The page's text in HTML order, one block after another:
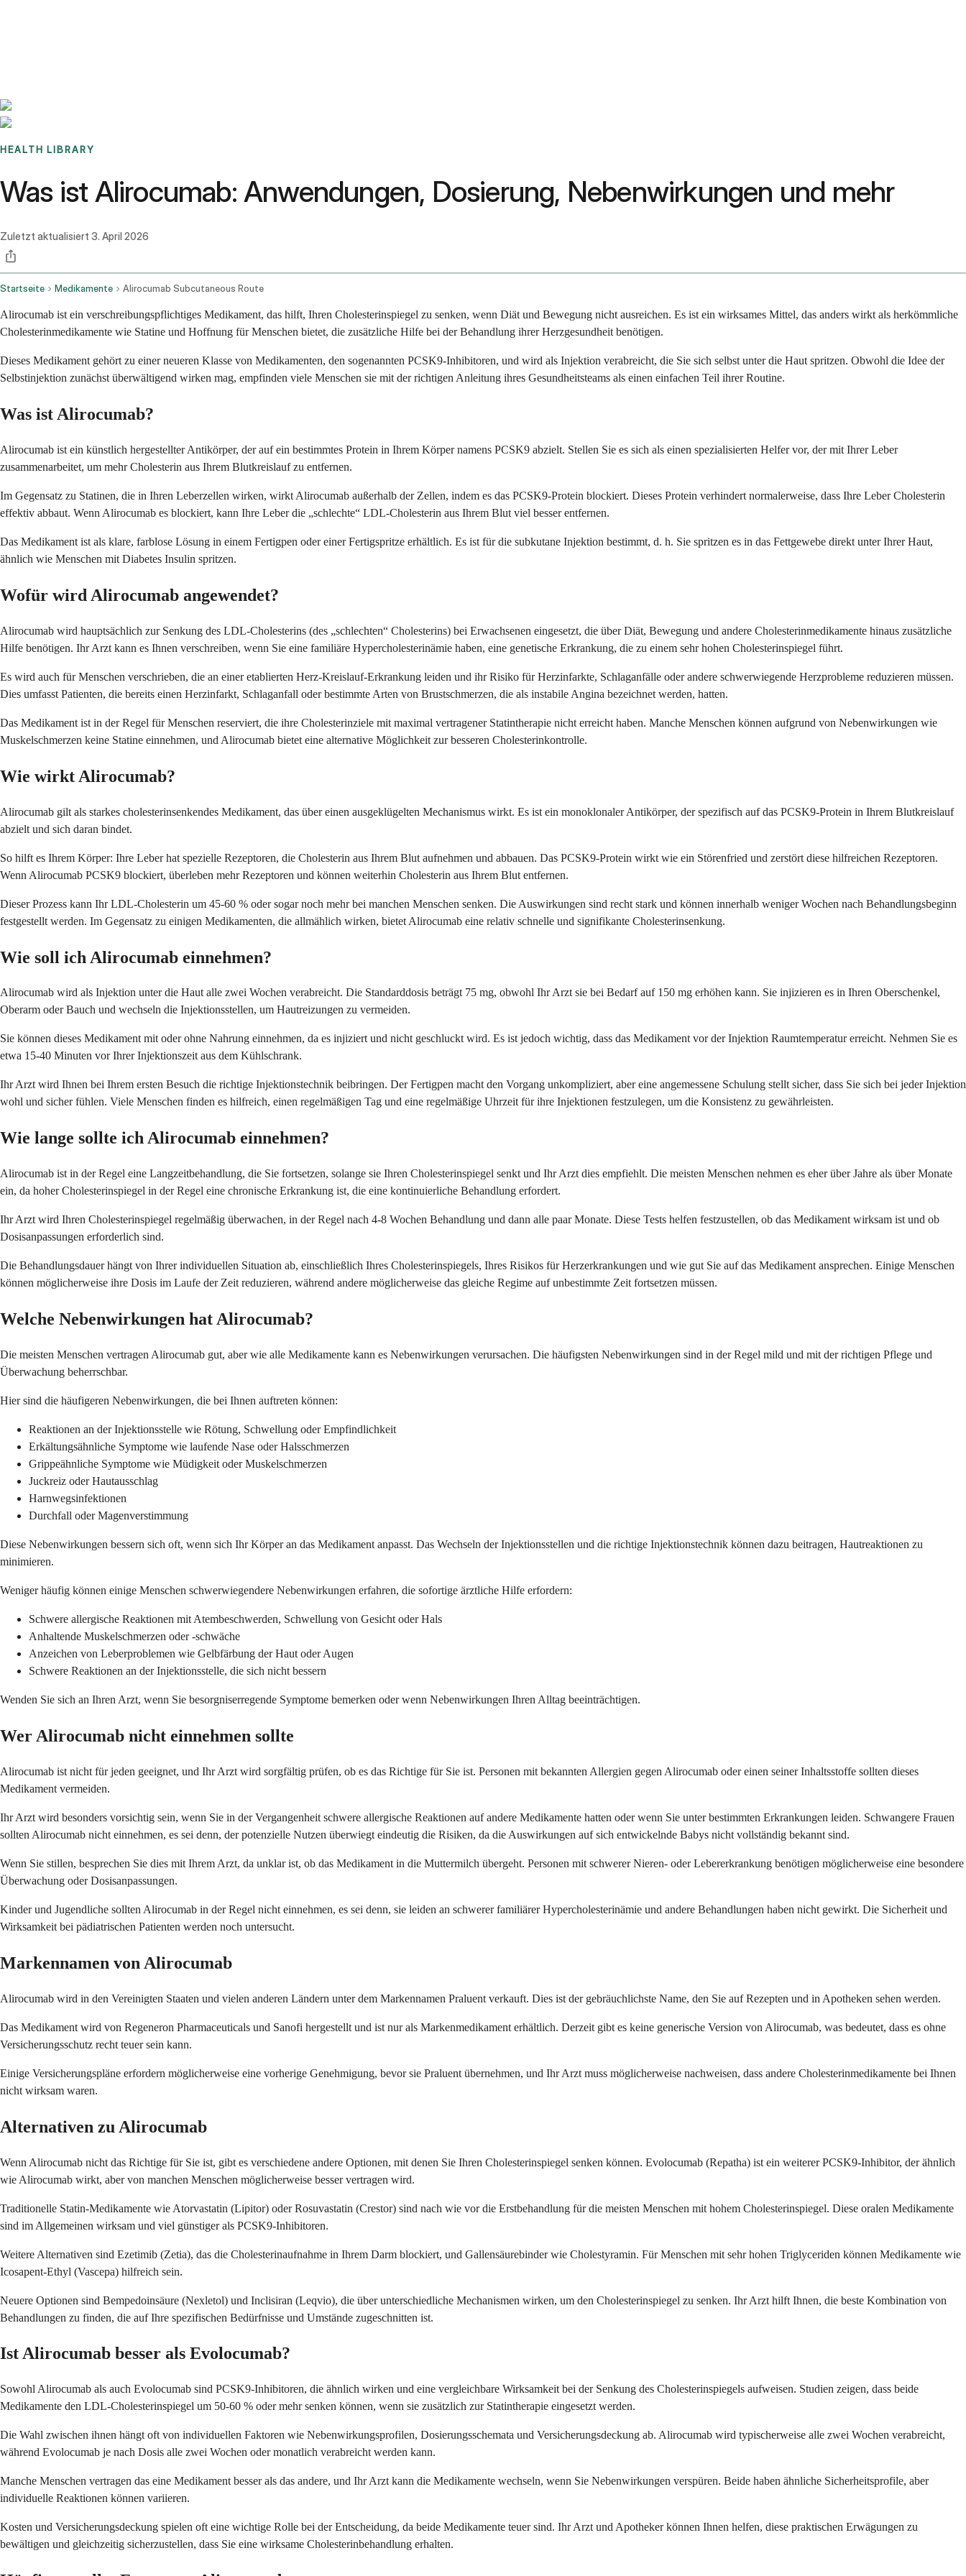
HEALTH LIBRARY
Was ist Alirocumab: Anwendungen, Dosierung, Nebenwirkungen und mehr
Zuletzt aktualisiert 3. April 2026
Startseite Medikamente Alirocumab Subcutaneous Route
Alirocumab ist ein verschreibungspflichtiges Medikament, das hilft, Ihren Cholesterinspiegel zu senken, wenn Diät und Bewegung nicht ausreichen. Es ist ein wirksames Mittel, das anders wirkt als herkömmliche
Cholesterinmedikamente wie Statine und Hoffnung für Menschen bietet, die zusätzliche Hilfe bei der Behandlung ihrer Herzgesundheit benötigen.
Dieses Medikament gehört zu einer neueren Klasse von Medikamenten, den sogenannten PCSK9-Inhibitoren, und wird als Injektion verabreicht, die Sie sich selbst unter die Haut spritzen. Obwohl die Idee der
Selbstinjektion zunächst überwältigend wirken mag, empfinden viele Menschen sie mit der richtigen Anleitung ihres Gesundheitsteams als einen einfachen Teil ihrer Routine.
Was ist Alirocumab?
Alirocumab ist ein künstlich hergestellter Antikörper, der auf ein bestimmtes Protein in Ihrem Körper namens PCSK9 abzielt. Stellen Sie es sich als einen spezialisierten Helfer vor, der mit Ihrer Leber
zusammenarbeitet, um mehr Cholesterin aus Ihrem Blutkreislauf zu entfernen.
Im Gegensatz zu Statinen, die in Ihren Leberzellen wirken, wirkt Alirocumab außerhalb der Zellen, indem es das PCSK9-Protein blockiert. Dieses Protein verhindert normalerweise, dass Ihre Leber Cholesterin
effektiv abbaut. Wenn Alirocumab es blockiert, kann Ihre Leber die „schlechte“ LDL-Cholesterin aus Ihrem Blut viel besser entfernen.
Das Medikament ist als klare, farblose Lösung in einem Fertigpen oder einer Fertigspritze erhältlich. Es ist für die subkutane Injektion bestimmt, d. h. Sie spritzen es in das Fettgewebe direkt unter Ihrer Haut,
ähnlich wie Menschen mit Diabetes Insulin spritzen.
Wofür wird Alirocumab angewendet?
Alirocumab wird hauptsächlich zur Senkung des LDL-Cholesterins (des „schlechten“ Cholesterins) bei Erwachsenen eingesetzt, die über Diät, Bewegung und andere Cholesterinmedikamente hinaus zusätzliche
Hilfe benötigen. Ihr Arzt kann es Ihnen verschreiben, wenn Sie eine familiäre Hypercholesterinämie haben, eine genetische Erkrankung, die zu einem sehr hohen Cholesterinspiegel führt.
Es wird auch für Menschen verschrieben, die an einer etablierten Herz-Kreislauf-Erkrankung leiden und ihr Risiko für Herzinfarkte, Schlaganfälle oder andere schwerwiegende Herzprobleme reduzieren müssen.
Dies umfasst Patienten, die bereits einen Herzinfarkt, Schlaganfall oder bestimmte Arten von Brustschmerzen, die als instabile Angina bezeichnet werden, hatten.
Das Medikament ist in der Regel für Menschen reserviert, die ihre Cholesterinziele mit maximal vertragener Statintherapie nicht erreicht haben. Manche Menschen können aufgrund von Nebenwirkungen wie
Muskelschmerzen keine Statine einnehmen, und Alirocumab bietet eine alternative Möglichkeit zur besseren Cholesterinkontrolle.
Wie wirkt Alirocumab?
Alirocumab gilt als starkes cholesterinsenkendes Medikament, das über einen ausgeklügelten Mechanismus wirkt. Es ist ein monoklonaler Antikörper, der spezifisch auf das PCSK9-Protein in Ihrem Blutkreislauf
abzielt und sich daran bindet.
So hilft es Ihrem Körper: Ihre Leber hat spezielle Rezeptoren, die Cholesterin aus Ihrem Blut aufnehmen und abbauen. Das PCSK9-Protein wirkt wie ein Störenfried und zerstört diese hilfreichen Rezeptoren.
Wenn Alirocumab PCSK9 blockiert, überleben mehr Rezeptoren und können weiterhin Cholesterin aus Ihrem Blut entfernen.
Dieser Prozess kann Ihr LDL-Cholesterin um 45-60 % oder sogar noch mehr bei manchen Menschen senken. Die Auswirkungen sind recht stark und können innerhalb weniger Wochen nach Behandlungsbeginn
festgestellt werden. Im Gegensatz zu einigen Medikamenten, die allmählich wirken, bietet Alirocumab eine relativ schnelle und signifikante Cholesterinsenkung.
Wie soll ich Alirocumab einnehmen?
Alirocumab wird als Injektion unter die Haut alle zwei Wochen verabreicht. Die Standarddosis beträgt 75 mg, obwohl Ihr Arzt sie bei Bedarf auf 150 mg erhöhen kann. Sie injizieren es in Ihren Oberschenkel,
Oberarm oder Bauch und wechseln die Injektionsstellen, um Hautreizungen zu vermeiden.
Sie können dieses Medikament mit oder ohne Nahrung einnehmen, da es injiziert und nicht geschluckt wird. Es ist jedoch wichtig, dass das Medikament vor der Injektion Raumtemperatur erreicht. Nehmen Sie es
etwa 15-40 Minuten vor Ihrer Injektionszeit aus dem Kühlschrank.
Ihr Arzt wird Ihnen bei Ihrem ersten Besuch die richtige Injektionstechnik beibringen. Der Fertigpen macht den Vorgang unkompliziert, aber eine angemessene Schulung stellt sicher, dass Sie sich bei jeder Injektion
wohl und sicher fühlen. Viele Menschen finden es hilfreich, einen regelmäßigen Tag und eine regelmäßige Uhrzeit für ihre Injektionen festzulegen, um die Konsistenz zu gewährleisten.
Wie lange sollte ich Alirocumab einnehmen?
Alirocumab ist in der Regel eine Langzeitbehandlung, die Sie fortsetzen, solange sie Ihren Cholesterinspiegel senkt und Ihr Arzt dies empfiehlt. Die meisten Menschen nehmen es eher über Jahre als über Monate
ein, da hoher Cholesterinspiegel in der Regel eine chronische Erkrankung ist, die eine kontinuierliche Behandlung erfordert.
Ihr Arzt wird Ihren Cholesterinspiegel regelmäßig überwachen, in der Regel nach 4-8 Wochen Behandlung und dann alle paar Monate. Diese Tests helfen festzustellen, ob das Medikament wirksam ist und ob
Dosisanpassungen erforderlich sind.
Die Behandlungsdauer hängt von Ihrer individuellen Situation ab, einschließlich Ihres Cholesterinspiegels, Ihres Risikos für Herzerkrankungen und wie gut Sie auf das Medikament ansprechen. Einige Menschen
können möglicherweise ihre Dosis im Laufe der Zeit reduzieren, während andere möglicherweise das gleiche Regime auf unbestimmte Zeit fortsetzen müssen.
Welche Nebenwirkungen hat Alirocumab?
Die meisten Menschen vertragen Alirocumab gut, aber wie alle Medikamente kann es Nebenwirkungen verursachen. Die häufigsten Nebenwirkungen sind in der Regel mild und mit der richtigen Pflege und
Überwachung beherrschbar.
Hier sind die häufigeren Nebenwirkungen, die bei Ihnen auftreten können:
Reaktionen an der Injektionsstelle wie Rötung, Schwellung oder Empfindlichkeit
Erkältungsähnliche Symptome wie laufende Nase oder Halsschmerzen
Grippeähnliche Symptome wie Müdigkeit oder Muskelschmerzen
Juckreiz oder Hautausschlag
Harnwegsinfektionen
Durchfall oder Magenverstimmung
Diese Nebenwirkungen bessern sich oft, wenn sich Ihr Körper an das Medikament anpasst. Das Wechseln der Injektionsstellen und die richtige Injektionstechnik können dazu beitragen, Hautreaktionen zu
minimieren.
Weniger häufig können einige Menschen schwerwiegendere Nebenwirkungen erfahren, die sofortige ärztliche Hilfe erfordern:
Schwere allergische Reaktionen mit Atembeschwerden, Schwellung von Gesicht oder Hals
Anhaltende Muskelschmerzen oder -schwäche
Anzeichen von Leberproblemen wie Gelbfärbung der Haut oder Augen
Schwere Reaktionen an der Injektionsstelle, die sich nicht bessern
Wenden Sie sich an Ihren Arzt, wenn Sie besorgniserregende Symptome bemerken oder wenn Nebenwirkungen Ihren Alltag beeinträchtigen.
Wer Alirocumab nicht einnehmen sollte
Alirocumab ist nicht für jeden geeignet, und Ihr Arzt wird sorgfältig prüfen, ob es das Richtige für Sie ist. Personen mit bekannten Allergien gegen Alirocumab oder einen seiner Inhaltsstoffe sollten dieses
Medikament vermeiden.
Ihr Arzt wird besonders vorsichtig sein, wenn Sie in der Vergangenheit schwere allergische Reaktionen auf andere Medikamente hatten oder wenn Sie unter bestimmten Erkrankungen leiden. Schwangere Frauen
sollten Alirocumab nicht einnehmen, es sei denn, der potenzielle Nutzen überwiegt eindeutig die Risiken, da die Auswirkungen auf sich entwickelnde Babys nicht vollständig bekannt sind.
Wenn Sie stillen, besprechen Sie dies mit Ihrem Arzt, da unklar ist, ob das Medikament in die Muttermilch übergeht. Personen mit schwerer Nieren- oder Lebererkrankung benötigen möglicherweise eine besondere
Überwachung oder Dosisanpassungen.
Kinder und Jugendliche sollten Alirocumab in der Regel nicht einnehmen, es sei denn, sie leiden an schwerer familiärer Hypercholesterinämie und andere Behandlungen haben nicht gewirkt. Die Sicherheit und
Wirksamkeit bei pädiatrischen Patienten werden noch untersucht.
Markennamen von Alirocumab
Alirocumab wird in den Vereinigten Staaten und vielen anderen Ländern unter dem Markennamen Praluent verkauft. Dies ist der gebräuchlichste Name, den Sie auf Rezepten und in Apotheken sehen werden.
Das Medikament wird von Regeneron Pharmaceuticals und Sanofi hergestellt und ist nur als Markenmedikament erhältlich. Derzeit gibt es keine generische Version von Alirocumab, was bedeutet, dass es ohne
Versicherungsschutz recht teuer sein kann.
Einige Versicherungspläne erfordern möglicherweise eine vorherige Genehmigung, bevor sie Praluent übernehmen, und Ihr Arzt muss möglicherweise nachweisen, dass andere Cholesterinmedikamente bei Ihnen
nicht wirksam waren.
Alternativen zu Alirocumab
Wenn Alirocumab nicht das Richtige für Sie ist, gibt es verschiedene andere Optionen, mit denen Sie Ihren Cholesterinspiegel senken können. Evolocumab (Repatha) ist ein weiterer PCSK9-Inhibitor, der ähnlich
wie Alirocumab wirkt, aber von manchen Menschen möglicherweise besser vertragen wird.
Traditionelle Statin-Medikamente wie Atorvastatin (Lipitor) oder Rosuvastatin (Crestor) sind nach wie vor die Erstbehandlung für die meisten Menschen mit hohem Cholesterinspiegel. Diese oralen Medikamente
sind im Allgemeinen wirksam und viel günstiger als PCSK9-Inhibitoren.
Weitere Alternativen sind Ezetimib (Zetia), das die Cholesterinaufnahme in Ihrem Darm blockiert, und Gallensäurebinder wie Cholestyramin. Für Menschen mit sehr hohen Triglyceriden können Medikamente wie
Icosapent-Ethyl (Vascepa) hilfreich sein.
Neuere Optionen sind Bempedoinsäure (Nexletol) und Inclisiran (Leqvio), die über unterschiedliche Mechanismen wirken, um den Cholesterinspiegel zu senken. Ihr Arzt hilft Ihnen, die beste Kombination von
Behandlungen zu finden, die auf Ihre spezifischen Bedürfnisse und Umstände zugeschnitten ist.
Ist Alirocumab besser als Evolocumab?
Sowohl Alirocumab als auch Evolocumab sind PCSK9-Inhibitoren, die ähnlich wirken und eine vergleichbare Wirksamkeit bei der Senkung des Cholesterinspiegels aufweisen. Studien zeigen, dass beide
Medikamente den LDL-Cholesterinspiegel um 50-60 % oder mehr senken können, wenn sie zusätzlich zur Statintherapie eingesetzt werden.
Die Wahl zwischen ihnen hängt oft von individuellen Faktoren wie Nebenwirkungsprofilen, Dosierungsschemata und Versicherungsdeckung ab. Alirocumab wird typischerweise alle zwei Wochen verabreicht,
während Evolocumab je nach Dosis alle zwei Wochen oder monatlich verabreicht werden kann.
Manche Menschen vertragen das eine Medikament besser als das andere, und Ihr Arzt kann die Medikamente wechseln, wenn Sie Nebenwirkungen verspüren. Beide haben ähnliche Sicherheitsprofile, aber
individuelle Reaktionen können variieren.
Kosten und Versicherungsdeckung spielen oft eine wichtige Rolle bei der Entscheidung, da beide Medikamente teuer sind. Ihr Arzt und Apotheker können Ihnen helfen, diese praktischen Erwägungen zu
bewältigen und gleichzeitig sicherzustellen, dass Sie eine wirksame Cholesterinbehandlung erhalten.